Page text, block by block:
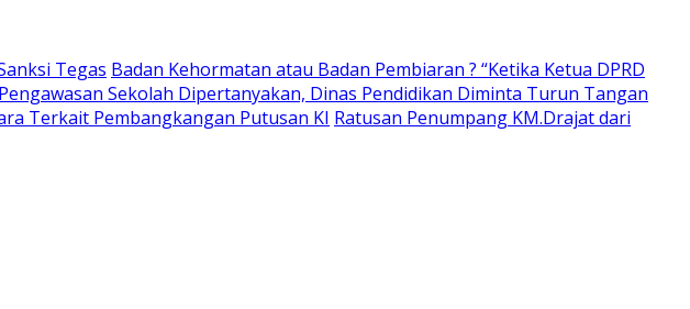
Tegas Badan Kehormatan atau Badan Pembiaran ? “Ketika Ketua DPRD
Sekolah Dipertanyakan, Dinas Pendidikan Diminta Turun Tangan
Terkait Pembangkangan Putusan KI Ratusan Penumpang KM.Drajat dari